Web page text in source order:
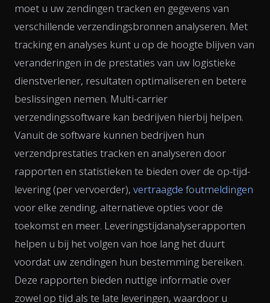
moet u uw zendingen tracken en gegevens van
verschillende verzendingsbronnen analyseren. Met
tracking en analyses kunt u op de hoogte blijven van
veranderingen in de prestaties van uw logistieke
dienstverlener, resultaten optimaliseren en betere
beslissingen nemen. Multi-carrier
verzendingssoftware kan bedrijven hierbij helpen.
Vanuit de software kunnen bedrijven hun
verzendprestaties tracken en analyseren door
rapporten en statistieken te bieden over de op-tijd-
levering (per vervoerder), vertraagde foutmeldingen
voor elke zending, alternatieve opties voor de
toekomst en meer. Leveringstijdanalyserapporten
helpen u bij het volgen van hoe lang het duurt
voordat uw zendingen hun bestemming bereiken.
Deze rapporten bieden nuttige informatie over
zowel op tijd als te late leveringen, waardoor u